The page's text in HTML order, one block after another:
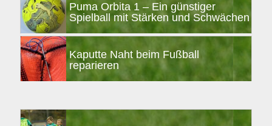
Puma Orbita 1 – Ein günstiger
Spielball mit Stärken und Schwächen
Kaputte Naht beim Fußball
reparieren